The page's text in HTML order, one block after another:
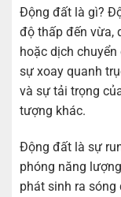
Động đất là gì?
độ thấp đến vừa,
hoặc dịch
sự xoay quanh
và sự tải trọng
tượng khác.
Động đất là sự
phóng năng
phát sinh ra